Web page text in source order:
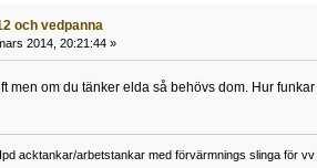
och vedpanna
2014, 20:21:44 »
men om du tänker elda så behövs dom. Hur
acktankar/arbetstankar med förvärmnings slinga för